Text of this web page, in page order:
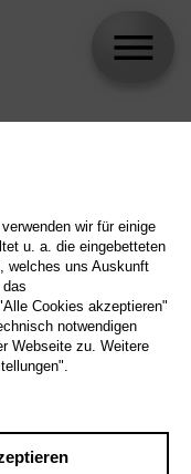
wir für einige
u. a. die eingebetteten
welches uns Auskunft
Cookies akzeptieren"
notwendigen
Webseite zu. Weitere